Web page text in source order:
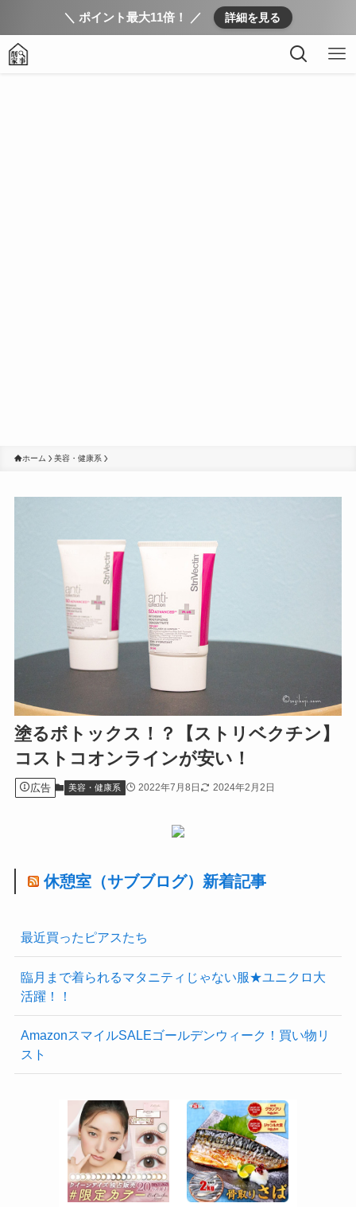
＼ ポイント最大11倍！ ／ 詳細を見る
ホーム 美容・健康系
塗るボトックス！？【ストリベクチン】
コストコオンラインが安い！
広告 美容・健康系 2022年7月8日 2024年2月2日
休憩室（サブブログ）新着記事
最近買ったピアスたち
臨月まで着られるマタニティじゃない服★ユニクロ大
活躍！！
AmazonスマイルSALEゴールデンウィーク！買い物リ
スト